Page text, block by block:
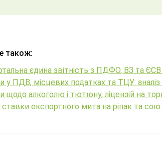
також:
єдина звітність з ПДФО, ВЗ та
у ПДВ, місцевих податках та ТЦУ:
щодо алкоголю і тютюну, ліцензій на
ставки експортного мита на ріпак та